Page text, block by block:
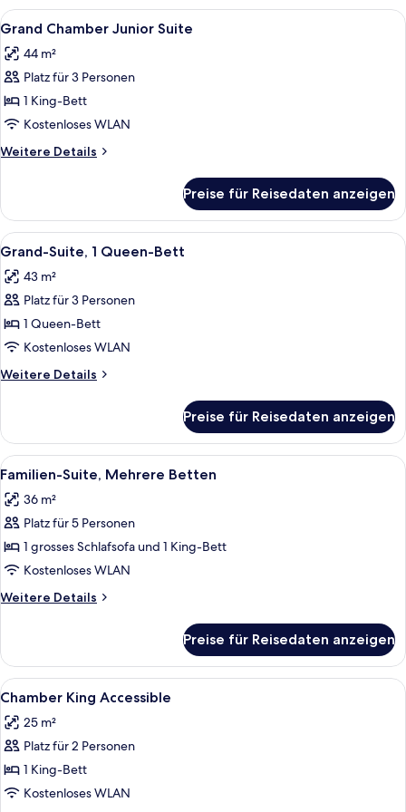
Castle
View
Alle
Fotos
für
Grand
Chamber
Junior
Suite
anzeigen
Ein Schlafzimmer mit Bett, einem
4
Grand Chamber Junior Suite
44 m²
Platz für 3 Personen
1 King-Bett
Kostenloses WLAN
Weitere Details
Weitere
Chamber
Junior
Suite
Preise für Reisedaten anzeigen
Alle
Fotos
für
Grand-
Suite,
1
Queen-
Bett
Ein ordentlich bezogenes Bett mit
4
Grand-Suite, 1 Queen-Bett
43 m²
Platz für 3 Personen
1 Queen-Bett
Kostenloses WLAN
Weitere Details
Weitere
Suite,
Queen-
Preise für Reisedaten anzeigen
Alle
Fotos
für
Familien-
Suite,
Mehrere
Betten
anzeigen
Ein modernes Wohnzimmer mit
5
Familien-Suite, Mehrere Betten
36 m²
Platz für 5 Personen
1 grosses Schlafsofa und 1 King-Bett
Kostenloses WLAN
Weitere Details
Weitere
Suite,
Mehrere
Betten
Preise für Reisedaten anzeigen
Alle
Fotos
für
Chamber
King
Accessible
Ein Hotelzimmer mit einem großen
3
Chamber King Accessible
25 m²
Platz für 2 Personen
1 King-Bett
Kostenloses WLAN